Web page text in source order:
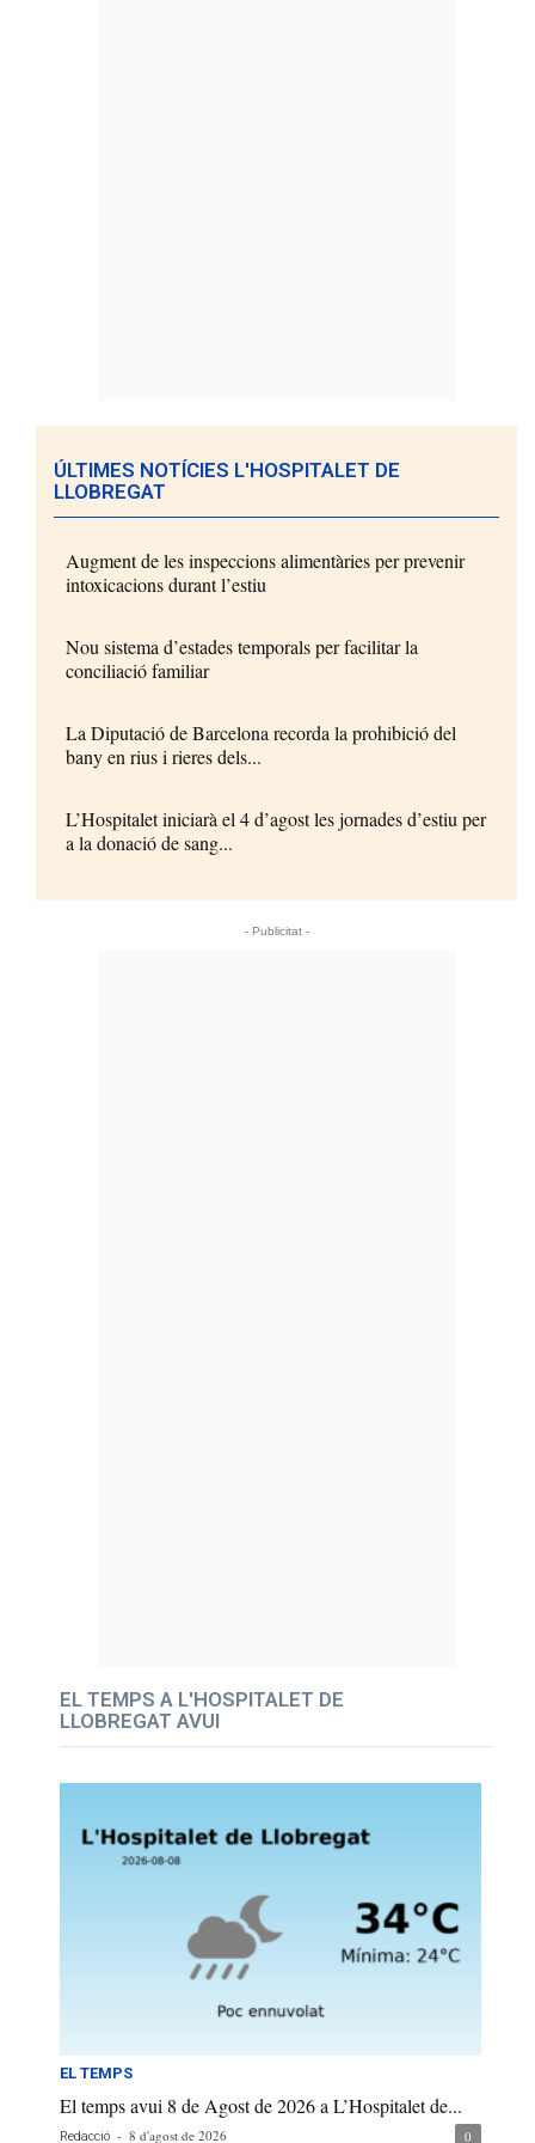
ÚLTIMES NOTÍCIES L'HOSPITALET DE
LLOBREGAT
Augment de les inspeccions alimentàries per prevenir
intoxicacions durant l’estiu
Nou sistema d’estades temporals per facilitar la
conciliació familiar
La Diputació de Barcelona recorda la prohibició del
bany en rius i rieres dels...
L’Hospitalet iniciarà el 4 d’agost les jornades d’estiu per
a la donació de sang...
- Publicitat -
EL TEMPS A L'HOSPITALET DE
LLOBREGAT AVUI
EL TEMPS
El temps avui 8 de Agost de 2026 a L’Hospitalet de...
Redacció - 8 d'agost de 2026 0